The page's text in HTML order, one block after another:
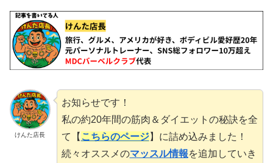
けんた店長
お知らせです！
私の約20年間の筋肉＆ダイエットの秘訣を全
て【 こちらのページ】に詰め込みました！
続々オススメのマッスル情報を追加していき